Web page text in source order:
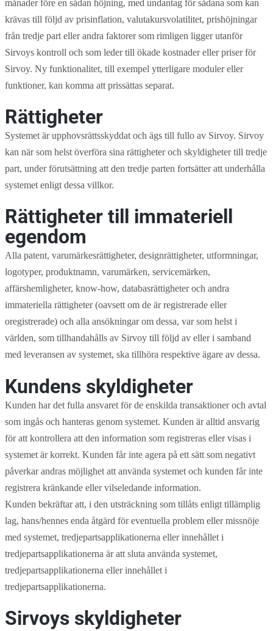
månader före en sådan höjning, med undantag för sådana som kan
krävas till följd av prisinflation, valutakursvolatilitet, prishöjningar
från tredje part eller andra faktorer som rimligen ligger utanför
Sirvoys kontroll och som leder till ökade kostnader eller priser för
Sirvoy. Ny funktionalitet, till exempel ytterligare moduler eller
funktioner, kan komma att prissättas separat.
Rättigheter
Systemet är upphovsrättsskyddat och ägs till fullo av Sirvoy. Sirvoy
kan när som helst överföra sina rättigheter och skyldigheter till tredje
part, under förutsättning att den tredje parten fortsätter att underhålla
systemet enligt dessa villkor.
Rättigheter till immateriell
egendom
Alla patent, varumärkesrättigheter, designrättigheter, utformningar,
logotyper, produktnamn, varumärken, servicemärken,
affärshemligheter, know-how, databasrättigheter och andra
immateriella rättigheter (oavsett om de är registrerade eller
oregistrerade) och alla ansökningar om dessa, var som helst i
världen, som tillhandahålls av Sirvoy till följd av eller i samband
med leveransen av systemet, ska tillhöra respektive ägare av dessa.
Kundens skyldigheter
Kunden har det fulla ansvaret för de enskilda transaktioner och avtal
som ingås och hanteras genom systemet. Kunden är alltid ansvarig
för att kontrollera att den information som registreras eller visas i
systemet är korrekt. Kunden får inte agera på ett sätt som negativt
påverkar andras möjlighet att använda systemet och kunden får inte
registrera kränkande eller vilseledande information.
Kunden bekräftar att, i den utsträckning som tillåts enligt tillämplig
lag, hans/hennes enda åtgärd för eventuella problem eller missnöje
med systemet, tredjepartsapplikationerna eller innehållet i
tredjepartsapplikationerna är att sluta använda systemet,
tredjepartsapplikationerna eller innehållet i
tredjepartsapplikationerna.
Sirvoys skyldigheter